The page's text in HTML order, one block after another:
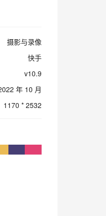
摄影与录像
快手
v10.9
年 10 月
1170 * 2532